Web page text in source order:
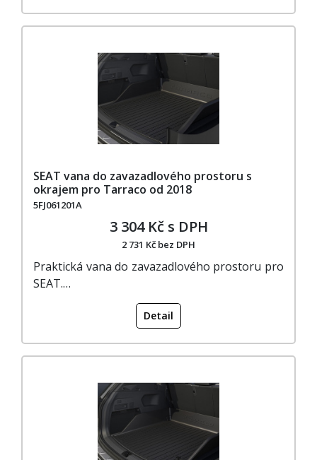
SEAT vana do zavazadlového prostoru s
okrajem pro Tarraco od 2018
5FJ061201A
3 304 Kč s DPH
2 731 Kč bez DPH
Praktická vana do zavazadlového prostoru pro
SEAT.…
Detail